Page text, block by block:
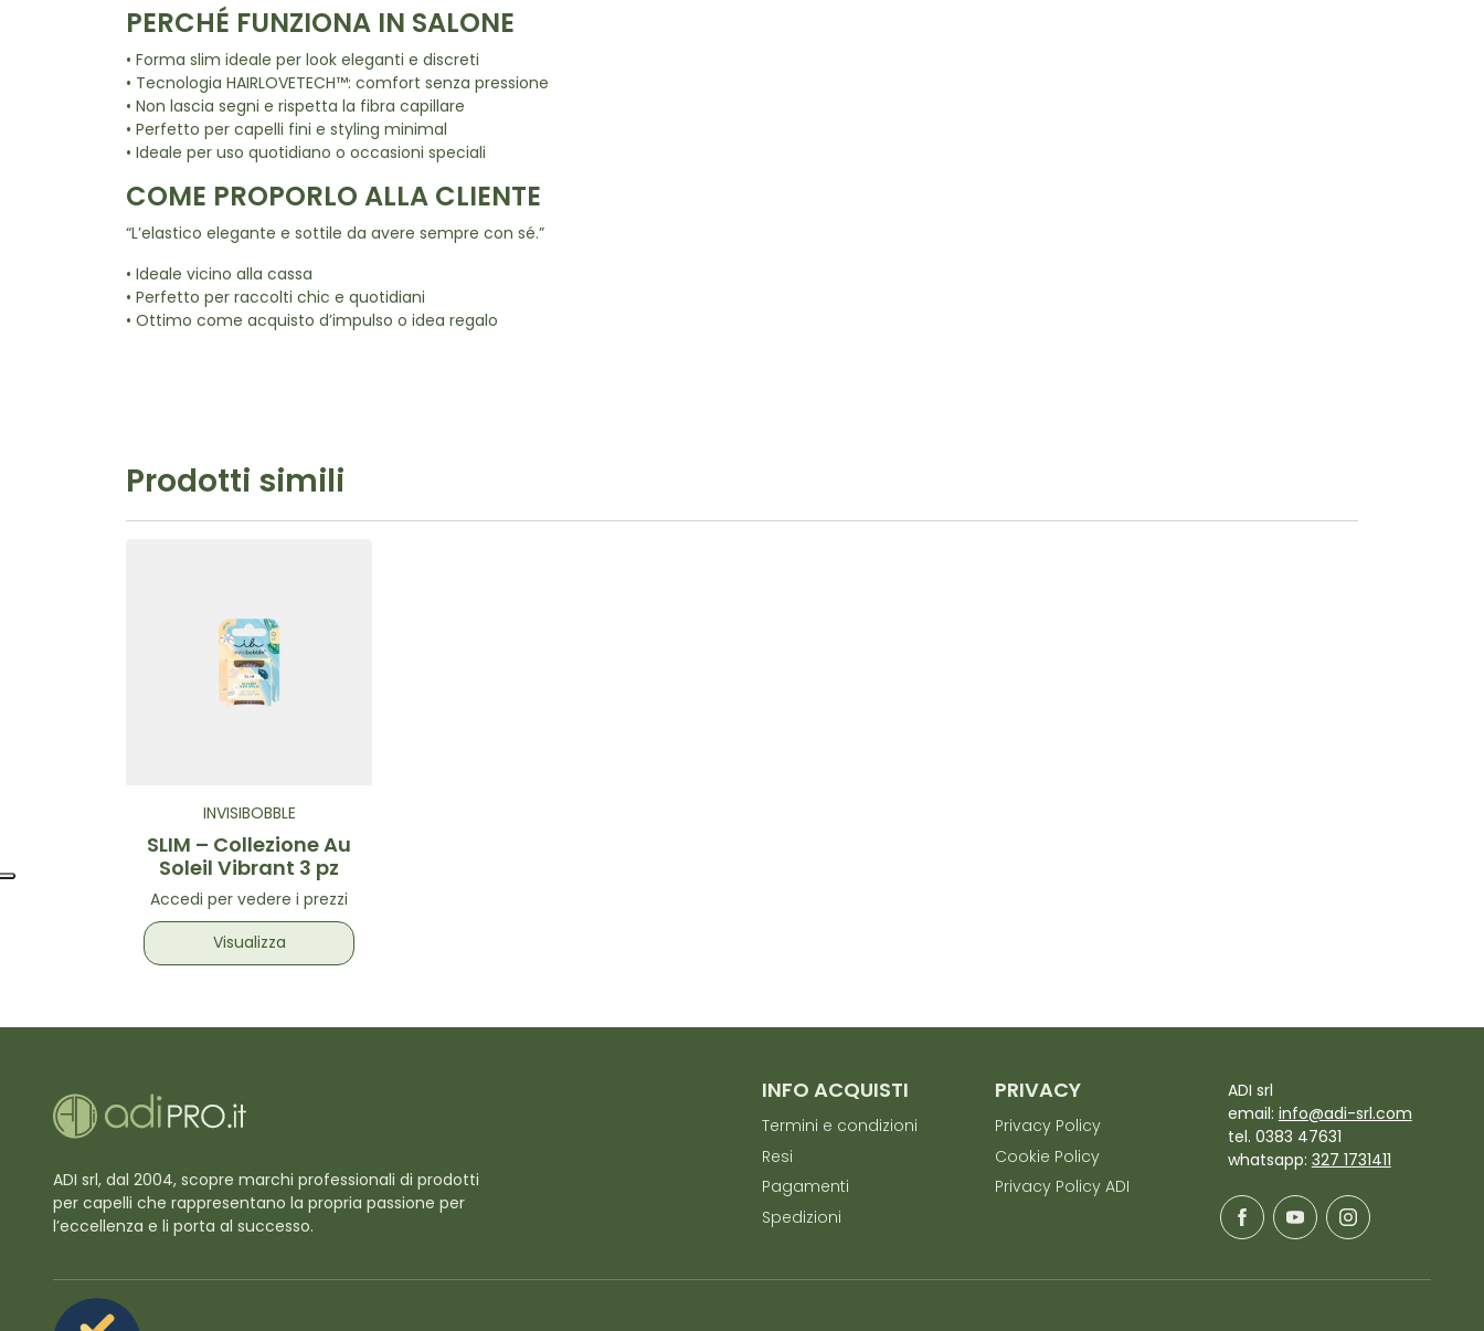
PERCHÉ FUNZIONA IN SALONE
• Forma slim ideale per look eleganti e discreti
• Tecnologia HAIRLOVETECH™: comfort senza pressione
• Non lascia segni e rispetta la fibra capillare
• Perfetto per capelli fini e styling minimal
• Ideale per uso quotidiano o occasioni speciali
COME PROPORLO ALLA CLIENTE
“L’elastico elegante e sottile da avere sempre con sé.”
• Ideale vicino alla cassa
• Perfetto per raccolti chic e quotidiani
• Ottimo come acquisto d’impulso o idea regalo
Prodotti simili
INVISIBOBBLE
SLIM – Collezione Au
Soleil Vibrant 3 pz
Accedi per vedere i prezzi
Visualizza
ADI srl, dal 2004, scopre marchi professionali di prodotti
per capelli che rappresentano la propria passione per
l’eccellenza e li porta al successo.
INFO ACQUISTI
Termini e condizioni
Resi
Pagamenti
Spedizioni
PRIVACY
Privacy Policy
Cookie Policy
Privacy Policy ADI
ADI srl
email: info@adi-srl.com
tel. 0383 47631
whatsapp: 327 1731411